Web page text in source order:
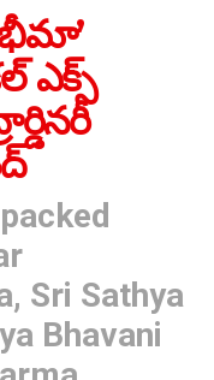
ఎక్స్
Sri Sathya
Bhavani